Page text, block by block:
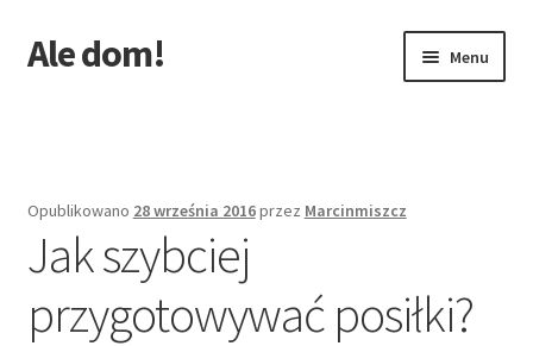
Przejdź
do
Przejdź
do
Ale dom! Menu
Opublikowano 28 września 2016przez Marcinmiszcz
Jak szybciej
przygotowywać posiłki?